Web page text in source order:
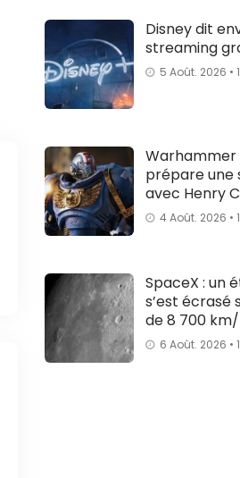
Disney dit
streaming
5 Août. 2026 •
Warhammer
prépare une
avec Henry
4 Août. 2026 •
SpaceX : un
s’est écrasé
de 8 700
6 Août. 2026 •